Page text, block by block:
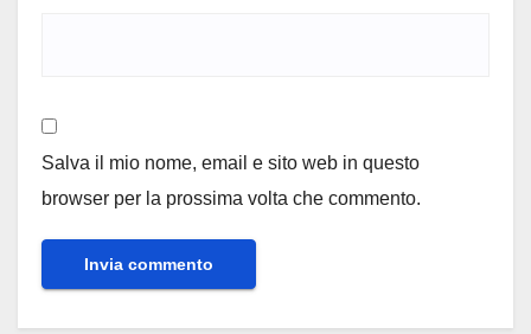
Salva il mio nome, email e sito web in questo
browser per la prossima volta che commento.